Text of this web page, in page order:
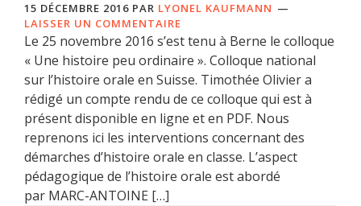
15 DÉCEMBRE 2016 PAR LYONEL KAUFMANN
LAISSER UN COMMENTAIRE
Le 25 novembre 2016 s’est tenu à Berne le colloque
« Une histoire peu ordinaire ». Colloque national
sur l’histoire orale en Suisse. Timothée Olivier a
rédigé un compte rendu de ce colloque qui est à
présent disponible en ligne et en PDF. Nous
reprenons ici les interventions concernant des
démarches d’histoire orale en classe. L’aspect
pédagogique de l’histoire orale est abordé
par MARC-ANTOINE […]